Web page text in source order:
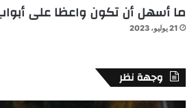
ما أسهل أن تكون واعظا على
21 يوليو، 2023
وجهة نظر